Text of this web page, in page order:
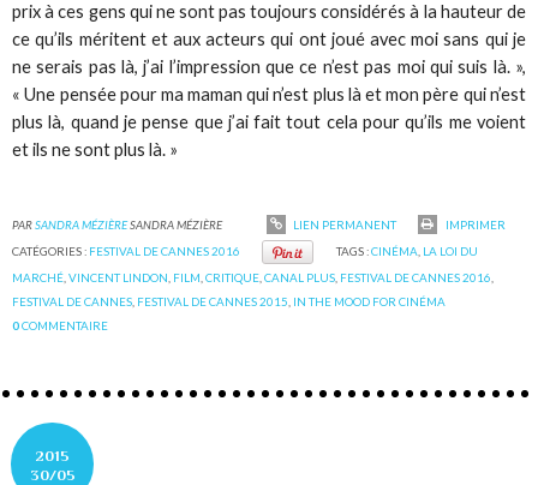
prix à ces gens qui ne sont pas toujours considérés à la hauteur de
ce qu’ils méritent et aux acteurs qui ont joué avec moi sans qui je
ne serais pas là, j’ai l’impression que ce n’est pas moi qui suis là. »,
« Une pensée pour ma maman qui n’est plus là et mon père qui n’est
plus là, quand je pense que j’ai fait tout cela pour qu’ils me voient
et ils ne sont plus là. »
PARSANDRA MÉZIÈRESANDRA MÉZIÈRE LIEN PERMANENT
IMPRIMER
CATÉGORIES : FESTIVAL DE CANNES 2016 TAGS :CINÉMA LA LOI DU
MARCHÉ ,VINCENT LINDON FILM ,CRITIQUE ,CANAL PLUS FESTIVAL DE CANNES 2016
FESTIVAL DE CANNES FESTIVAL DE CANNES 2015 IN THE MOOD FOR CINÉMA
0COMMENTAIRE
2015
30/05